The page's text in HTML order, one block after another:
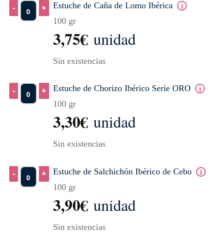
Estuche de Caña de Lomo Ibérica
100 gr
3,75€ unidad
Sin existencias
Estuche de Caña de Lomo Ibérica cantidad
Estuche de Chorizo Ibérico Serie ORO
100 gr
3,30€ unidad
Sin existencias
Estuche de Chorizo Ibérico Serie ORO cantidad
Estuche de Salchichón Ibérico de Cebo
100 gr
3,90€ unidad
Sin existencias
Estuche de Salchichón Ibérico de Cebo cantidad